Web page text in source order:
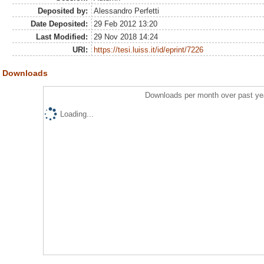
Deposited by:
Alessandro Perfetti
Date Deposited:
29 Feb 2012 13:20
Last Modified:
29 Nov 2018 14:24
URI:
https://tesi.luiss.it/id/eprint/7226
Downloads
Downloads per month over past
Loading...